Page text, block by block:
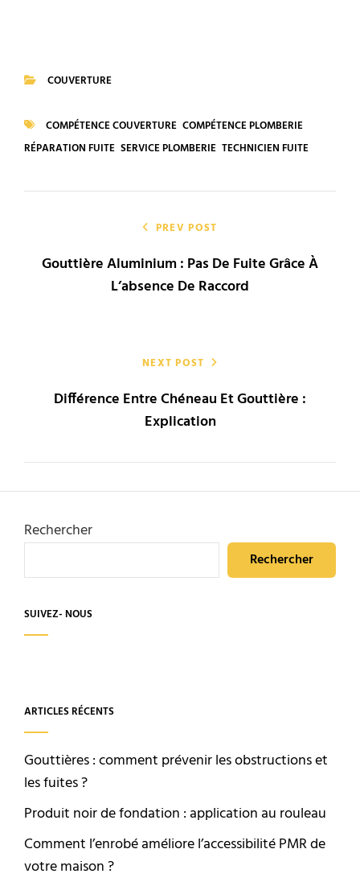
COUVERTURE
TAGS
COMPÉTENCE COUVERTURE COMPÉTENCE PLOMBERIE
RÉPARATION FUITE SERVICE PLOMBERIE TECHNICIEN FUITE
l’article
PREV POST
Gouttière Aluminium : Pas De Fuite Grâce À
L’absence De Raccord
NEXT POST
Différence Entre Chéneau Et Gouttière :
Explication
Rechercher
Rechercher
SUIVEZ- NOUS
ARTICLES RÉCENTS
Gouttières : comment prévenir les obstructions et
les fuites ?
Produit noir de fondation : application au rouleau
Comment l’enrobé améliore l’accessibilité PMR de
votre maison ?